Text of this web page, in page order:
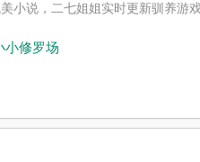
小说，二七姐姐实时更新驯养
小修罗场